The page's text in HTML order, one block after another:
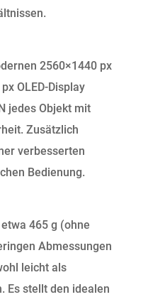
2560×1440 px
OLED-Display
jedes Objekt mit
Zusätzlich
verbesserten
Bedienung.
465 g (ohne
Abmessungen
leicht als
Es stellt den idealen